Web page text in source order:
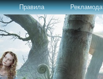
Правила